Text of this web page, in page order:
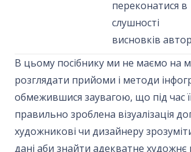
переконатися в
слушності
висновків
В цьому посібнику ми не маємо на
розглядати прийоми і методи
обмежившися заувагою, що під час
правильно зроблена візуалізація
художникові чи дизайнеру
дані аби знайти адекватне художнє